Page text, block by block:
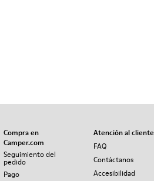
Compra en
Camper.com
Seguimiento del
pedido
Pago
Atención al cliente
FAQ
Contáctanos
Accesibilidad